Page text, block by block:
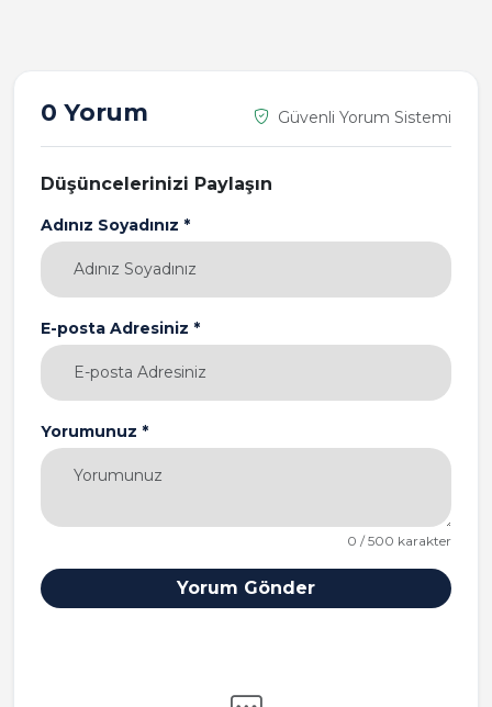
0 Yorum Güvenli Yorum Sistemi
Düşüncelerinizi Paylaşın
Adınız Soyadınız *
E-posta Adresiniz *
Yorumunuz *
0 / 500 karakter
Yorum Gönder